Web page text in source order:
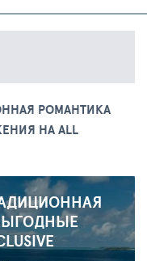
РОМАНТИКА
НА ALL